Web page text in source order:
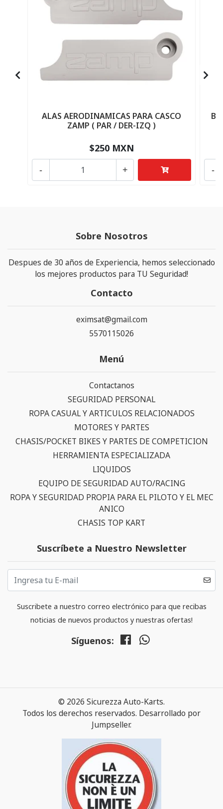
ALAS AERODINAMICAS PARA CASCO
ZAMP ( PAR / DER-IZQ )
$250 MXN
+
- -
Sobre Nosotros
Despues de 30 años de Experiencia, hemos seleccionado
los mejores productos para TU Seguridad!
Contacto
eximsat@gmail.com
5570115026
Menú
Contactanos
SEGURIDAD PERSONAL
ROPA CASUAL Y ARTICULOS RELACIONADOS
MOTORES Y PARTES
CHASIS/POCKET BIKES Y PARTES DE COMPETICION
HERRAMIENTA ESPECIALIZADA
LIQUIDOS
EQUIPO DE SEGURIDAD AUTO/RACING
ROPA Y SEGURIDAD PROPIA PARA EL PILOTO Y EL MEC
ANICO
CHASIS TOP KART
Suscríbete a Nuestro Newsletter
Suscribete a nuestro correo electrónico para que recibas
noticias de nuevos productos y nuestras ofertas!
Síguenos:
© 2026 Sicurezza Auto-Karts.
Todos los derechos reservados. Desarrollado por
Jumpseller.